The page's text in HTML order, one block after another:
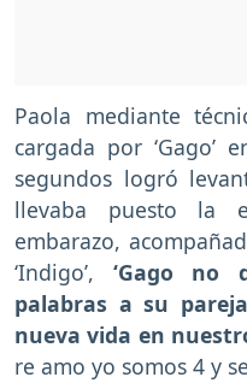
Paola mediante
cargada por ‘Gago’
segundos logró
llevaba puesto la
embarazo,
‘Indigo’, ‘Gago no
palabras a su
nueva vida en
re amo yo somos 4 y